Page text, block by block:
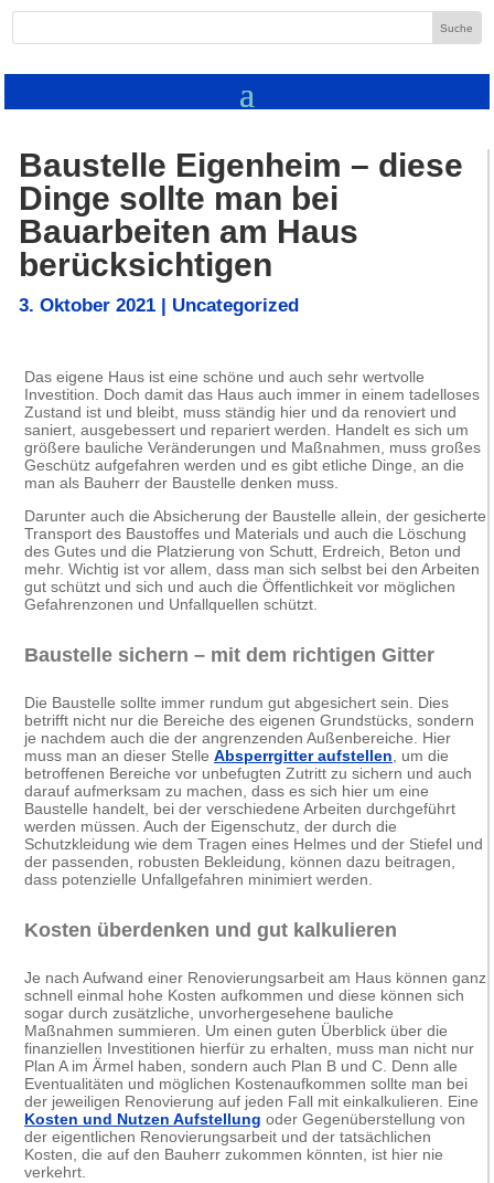
Baustelle Eigenheim – diese
Dinge sollte man bei
Bauarbeiten am Haus
berücksichtigen
3. Oktober 2021 | Uncategorized
Das eigene Haus ist eine schöne und auch sehr wertvolle
Investition. Doch damit das Haus auch immer in einem tadelloses
Zustand ist und bleibt, muss ständig hier und da renoviert und
saniert, ausgebessert und repariert werden. Handelt es sich um
größere bauliche Veränderungen und Maßnahmen, muss großes
Geschütz aufgefahren werden und es gibt etliche Dinge, an die
man als Bauherr der Baustelle denken muss.
Darunter auch die Absicherung der Baustelle allein, der gesicherte
Transport des Baustoffes und Materials und auch die Löschung
des Gutes und die Platzierung von Schutt, Erdreich, Beton und
mehr. Wichtig ist vor allem, dass man sich selbst bei den Arbeiten
gut schützt und sich und auch die Öffentlichkeit vor möglichen
Gefahrenzonen und Unfallquellen schützt.
Baustelle sichern – mit dem richtigen Gitter
Die Baustelle sollte immer rundum gut abgesichert sein. Dies
betrifft nicht nur die Bereiche des eigenen Grundstücks, sondern
je nachdem auch die der angrenzenden Außenbereiche. Hier
muss man an dieser Stelle Absperrgitter aufstellen , um die
betroffenen Bereiche vor unbefugten Zutritt zu sichern und auch
darauf aufmerksam zu machen, dass es sich hier um eine
Baustelle handelt, bei der verschiedene Arbeiten durchgeführt
werden müssen. Auch der Eigenschutz, der durch die
Schutzkleidung wie dem Tragen eines Helmes und der Stiefel und
der passenden, robusten Bekleidung, können dazu beitragen,
dass potenzielle Unfallgefahren minimiert werden.
Kosten überdenken und gut kalkulieren
Je nach Aufwand einer Renovierungsarbeit am Haus können ganz
schnell einmal hohe Kosten aufkommen und diese können sich
sogar durch zusätzliche, unvorhergesehene bauliche
Maßnahmen summieren. Um einen guten Überblick über die
finanziellen Investitionen hierfür zu erhalten, muss man nicht nur
Plan A im Ärmel haben, sondern auch Plan B und C. Denn alle
Eventualitäten und möglichen Kostenaufkommen sollte man bei
der jeweiligen Renovierung auf jeden Fall mit einkalkulieren. Eine
Kosten und Nutzen Aufstellung oder Gegenüberstellung von
der eigentlichen Renovierungsarbeit und der tatsächlichen
Kosten, die auf den Bauherr zukommen könnten, ist hier nie
verkehrt.